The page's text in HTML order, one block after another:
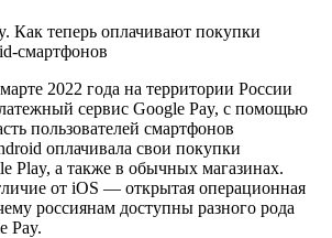
2022 года на территории России
сервис Google Pay, с помощью
пользователей смартфонов
оплачивала свои покупки
Play, а также в обычных магазинах.
от iOS — открытая операционная
россиянам доступны разного рода
Pay.